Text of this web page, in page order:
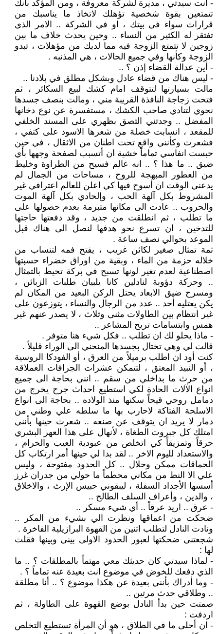
- انت سيدتي ، مديرة لشركة معروفة ، ومن المؤكد بانك
تتمتعين بقوة شخصية تؤهلك لاتخاذ ما يناسبك من
قرارات سواء في بيتك ، او في الشركة .. الامر الذي
تفتقر له الكثير من النساء .. وحين يحدث خلاف ما بين
زوجين لا تتمتع الزوجة فيه مما لديك من مؤهلات ، تبدو
الزوجة وكأنها وفي جميع الحالات ، هي المذنبه .
- أين عدالة القضاء إذن ؟ ..
- ليس هناك من قضاء عادل وبشكل مطلق في بلادنا ..
مالت بسيارتها لتتوقف امام كشك لبيع السكائر ، ثم
فتحت زجاجة النافذة القريبة مني ، ومالت بنصف جسدها
نحوي لتنادي صاحب الكشك ، مستفسرة عن نوع دخانها
المفضل .. وجدتني التصق بظهري على المسند الخلفي
للمقعد ، انسابت خصلة من شعرها الاسود على كتفي ،
فشعرت وكأنني واقع تحت اطنان من الاثقال ، في حين
حبست انفاسي تماماً خشية ان أتسبب لصفحة وجهها بأي
ضيق .. ما هذا ؟ .. انه عالم فسيح من الطراوة وخليط
من العطور المبهجة للروح ، مساحات من الجمال لم
يدعني الوقت ان أسوح فيها كي اعلن للعالم اعترافي غير
المشروط بكل آلهة الحب ، وإلحادي بكل آلهة الموت
والحروب .. عادت الى مكانها متبرمة بعدم حصولها على
ما تطلب ، ثم انطلقت من جديد ، وقد دفعتها حاجتها
للتدخين ، ان تسرع نحو هدفها لنصل الى هناك قبل
الموعد بحوالي نصف ساعة .
ثمة تمثال صغير لكائن غريب ، يفتح فمه لتنساب من
خلاله حزمة من الماء ، وبقية من اوراق خضراء حسبتها
اصطناعية لعدم تغير لونها تسبح في بركة تحيط بالتمثال
.. وحركة دؤوبة لنادلين كانا يلبيان طلبات الزبائن ،
ومسرح ضيق الابعاد يحتل الركن البعيد من المكان لم
يكن يعتليه أحد .. عدد من الرجال والنساء ، يتوزعون على
غير انتظام بين الطاولات مثنى وثلاث ، لا يصدر عنهم غير
همس وابتسامات تريح المشاعر ..
- ماذا يحلو لك ان تطلب .. فكل شيء هنا متوفر .
قالت لي وهي تختال بجسدها المنحني الى الوراء قليلاً .
كنت أود ان اطلب برميلاً من العرق ، أو الفودكا الروسية
، أو النبيذ المعتق ، لتتمكن عشرات الجرافات العملاقة
من حرث ما بداخلي من سقم .. انني بحاجة الى جميع
انواع الآلات الحادة لكي استطيع احداث جرح يخرج من
دمامل روحي قيحاً سكنها منذ الولاده .. بحاجة الى انواع
الاسلحة الفتاكة لاحارب بها ما سلطه علي وطني من
دمار لا يريد ان يتوقف عن صنعه .. شعرت حينها بأنني
امتلك كل جبروت الطغاة ، لأنهال على هذا العهر البشري
حرقاً وتمزيقاً كي اتخلص من عبودية العيب والحرام ،
والاستعداد لليوم الاخر .. لقد بدا لي حينها أمر ارتكاب كل
الحماقات ممكن وحلال .. كل الحدود مفتوحة ، وليس
علي الا النط من مكاني محطماً ما حولي من جدران غرز
أسسها الأجداد السفلة ، ليبقوني حبيس الإرث ، والاخلاق
، والدين ، وأعراف السلف الطالح ..
- عرق .. اريد عرقاً .. أي شيء مسكر ..
ضحكت من اعماقها ونظرت الي بشيء من المكر ..
ونادت النادل لتطلب اثنين من القهوة البرازيلية الفاخرة .
شجعتني ضحكتها لعبور الحدود الاولى بيني وبينها فقلت
لها :
- لماذا سيدتي كان حديثك معي مهتماً بالمطلقات ؟ .. ما
الذي دفعك للخوض في موضوع انت بعيدة عنه تماماً ؟ .
- وما أدراك بأنني بعيدة عن هكذا موضوع ؟ .. أنا مطلقة
.. وطلاقي حدث مرتين ..
صمتت حين بدأ النادل بوضع القهوة على الطاولة ، ثم
اردفت :
- ان أحلى ما في الطلاق ، هو أن المرأة تستطيع التخلص